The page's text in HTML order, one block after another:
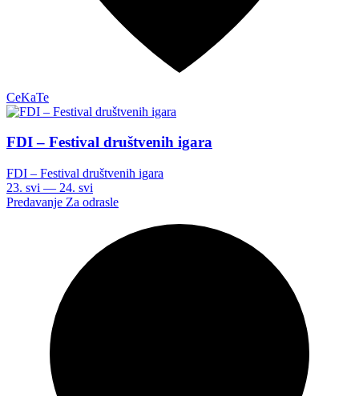
CeKaTe
FDI – Festival društvenih igara
FDI – Festival društvenih igara
23. svi — 24. svi
Predavanje Za odrasle